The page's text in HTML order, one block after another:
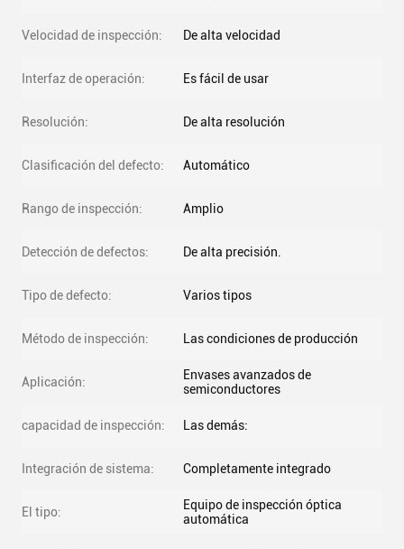
Velocidad de inspección: De alta velocidad
Interfaz de operación: Es fácil de usar
Resolución: De alta resolución
Clasificación del defecto: Automático
Rango de inspección: Amplio
Detección de defectos: De alta precisión.
Tipo de defecto: Varios tipos
Método de inspección: Las condiciones de producción
Aplicación:
Envases avanzados de
semiconductores
capacidad de inspección: Las demás:
Integración de sistema: Completamente integrado
El tipo:
Equipo de inspección óptica
automática